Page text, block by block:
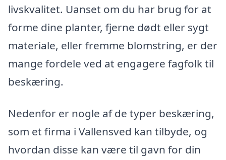
livskvalitet. Uanset om du har brug for at
forme dine planter, fjerne dødt eller sygt
materiale, eller fremme blomstring, er der
mange fordele ved at engagere fagfolk til
beskæring.
Nedenfor er nogle af de typer beskæring,
som et firma i Vallensved kan tilbyde, og
hvordan disse kan være til gavn for din